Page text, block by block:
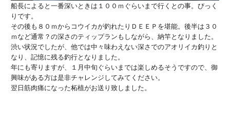
船長によると一番深いときは１００ｍぐらいまで行くとの事。びっく
りです。
その後も８０ｍからコウイカが釣れたりＤＥＥＰを堪能。後半は３０
ｍなど通常？の深さのティップランもしながら、納竿となりました。
渋い状況でしたが、他では中々味わえない深さでのアオリイカ釣りと
なり、記憶に残る釣行となりました。
年にも寄りますが、１月中旬ぐらいまでは楽しめるそうですので、御
興味がある方は是非チャレンジしてみてください。
翌日筋肉痛になった柘植がお送り致しました。